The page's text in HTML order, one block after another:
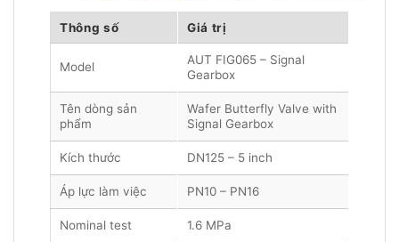
Thông số Giá trị
Model
AUT FIG065 – Signal
Gearbox
Tên dòng sản
phẩm
Wafer Butterfly Valve with
Signal Gearbox
Kích thước DN125 – 5 inch
Áp lực làm việc PN10 – PN16
Nominal test 1.6 MPa